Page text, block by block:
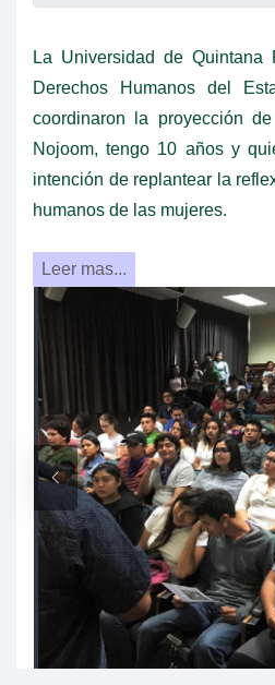
La Universidad de
Derechos Humanos del
coordinaron la proyección
Nojoom, tengo 10 años y
intención de replantear la
humanos de las mujeres.
Leer mas...